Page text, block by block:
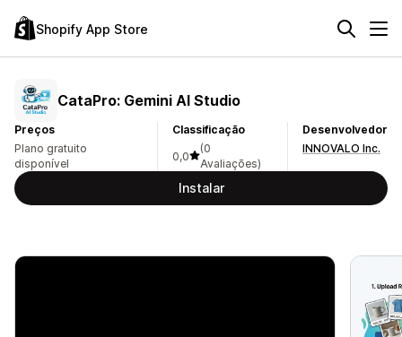
Shopify App Store
CataPro: Gemini AI Studio
Preços
Plano gratuito
disponível
Classificação
0,0
(0
Avaliações)
Desenvolvedor
INNOVALO Inc.
Instalar